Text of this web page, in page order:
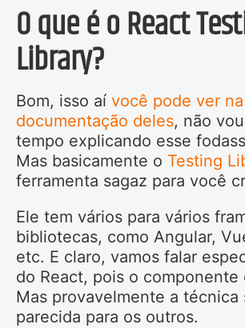
O que é o React
Library?
Bom, isso aí você pode ver na
documentação deles, não
tempo explicando esse
Mas basicamente o Testing
ferramenta sagaz para você
Ele tem vários para vários
bibliotecas, como Angular,
etc. E claro, vamos falar
do React, pois o componente
Mas provavelmente a técnica
parecida para os outros.